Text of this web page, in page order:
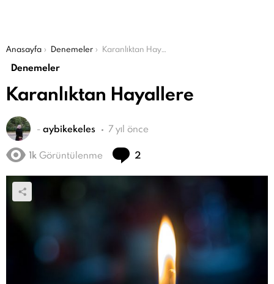
Şu an buradasın:
Anasayfa Denemeler Karanlıktan Hayallere
Denemeler
Karanlıktan Hayallere
- aybikekeles 7 yıl önce
1k Görüntülenme 2